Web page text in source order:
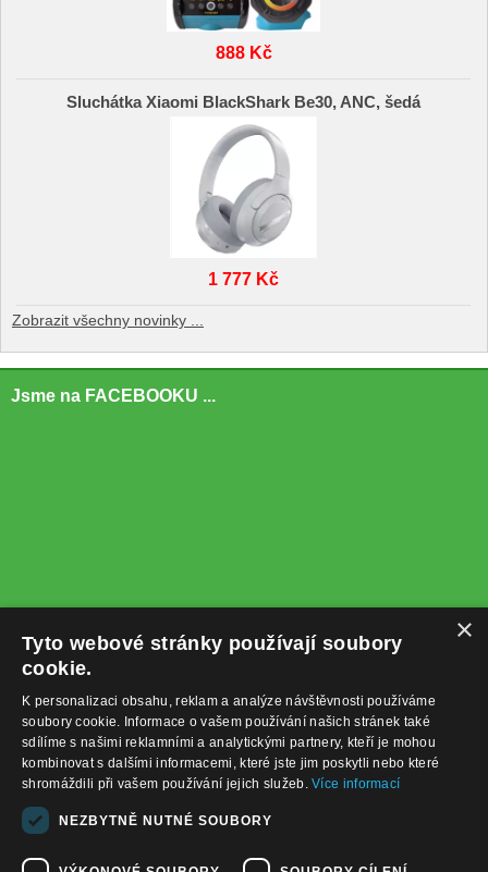
888 Kč
Sluchátka Xiaomi BlackShark Be30, ANC, šedá
1 777 Kč
Zobrazit všechny novinky ...
Jsme na FACEBOOKU ...
+420732122225
obchod@baterie-nabijecka.cz
×
Tyto webové stránky používají soubory
cookie.
K personalizaci obsahu, reklam a analýze návštěvnosti používáme
soubory cookie. Informace o vašem používání našich stránek také
sdílíme s našimi reklamními a analytickými partnery, kteří je mohou
kombinovat s dalšími informacemi, které jste jim poskytli nebo které
shromáždili při vašem používání jejich služeb.Více informací
NEZBYTNĚ NUTNÉ SOUBORY